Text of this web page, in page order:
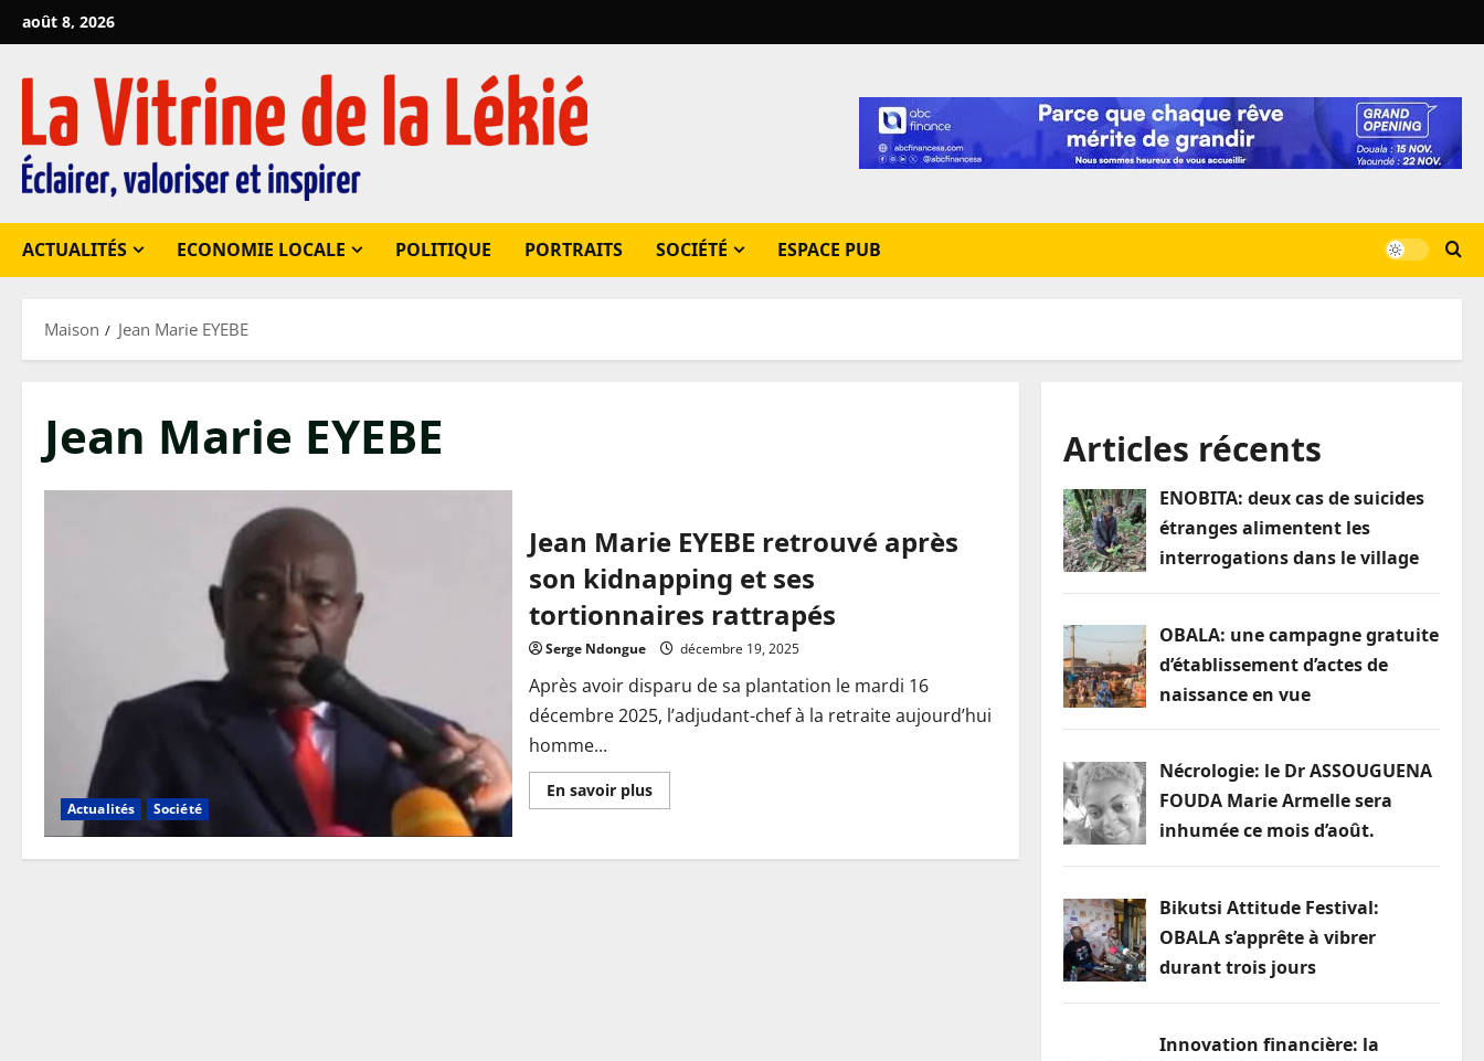
Passer
au
contenu
août 8, 2026
ACTUALITÉS ECONOMIE LOCALE POLITIQUE PORTRAITS SOCIÉTÉ ESPACE PUB
Maison Jean Marie EYEBE
Jean Marie EYEBE
Actualités Société
Jean Marie EYEBE retrouvé après
son kidnapping et ses
tortionnaires rattrapés
Serge Ndongue décembre 19, 2025
Après avoir disparu de sa plantation le mardi 16
décembre 2025, l’adjudant-chef à la retraite aujourd’hui
homme...
En savoir plusEn
savoir
Marie
Articles récents
ENOBITA: deux cas de suicides
étranges alimentent les
interrogations dans le village
OBALA: une campagne gratuite
d’établissement d’actes de
naissance en vue
Nécrologie: le Dr ASSOUGUENA
FOUDA Marie Armelle sera
inhumée ce mois d’août.
Bikutsi Attitude Festival:
OBALA s’apprête à vibrer
durant trois jours
Innovation financière: la